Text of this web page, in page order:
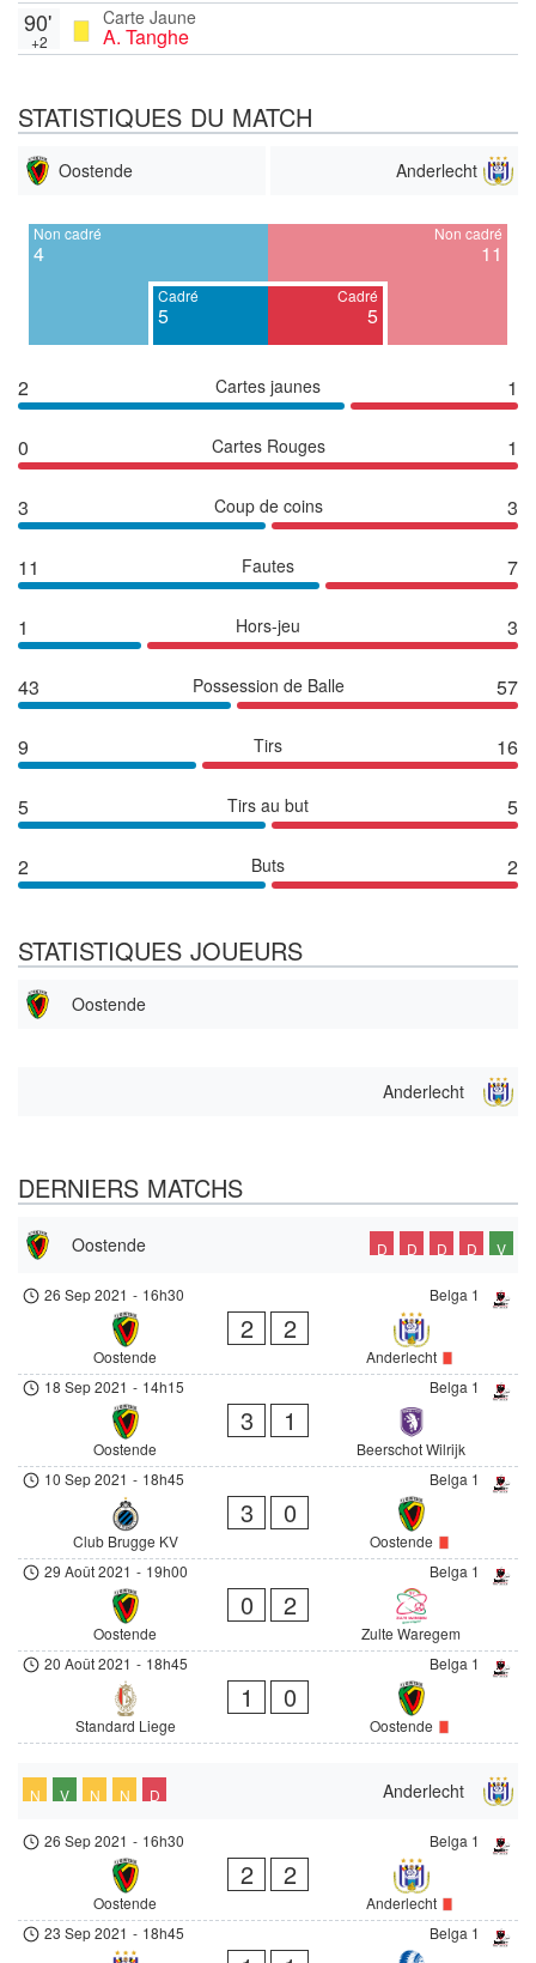
Carte Jaune
A. Tanghe
90'
+2
STATISTIQUES DU MATCH
Oostende Anderlecht
Non cadré
4
Cadré
5
Cadré
5
Non cadré
11
2 Cartes jaunes 1
0 Cartes Rouges 1
3 Coup de coins 3
11 Fautes 7
1 Hors-jeu 3
43 Possession de Balle 57
9 Tirs 16
5 Tirs au but 5
2 Buts 2
STATISTIQUES JOUEURS
Oostende
Anderlecht
DERNIERS MATCHS
Oostende D D D D V
Belga 1
26 Sep 2021 - 16h30
Oostende
2 2
Anderlecht
Belga 1
18 Sep 2021 - 14h15
Oostende
3 1
Beerschot Wilrijk
Belga 1
10 Sep 2021 - 18h45
Club Brugge KV
3 0
Oostende
Belga 1
29 Août 2021 - 19h00
Oostende
0 2
Zulte Waregem
Belga 1
20 Août 2021 - 18h45
Standard Liege
1 0
Oostende
Anderlecht
N V N N D
Belga 1
26 Sep 2021 - 16h30
Oostende
2 2
Anderlecht
Belga 1
23 Sep 2021 - 18h45